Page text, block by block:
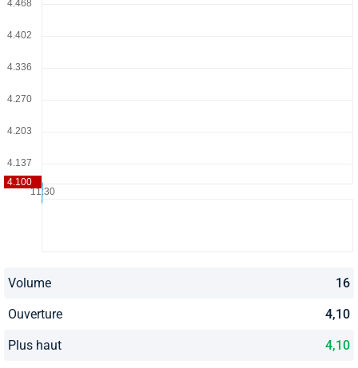
Volume 16
Ouverture 4,10
Plus haut 4,10